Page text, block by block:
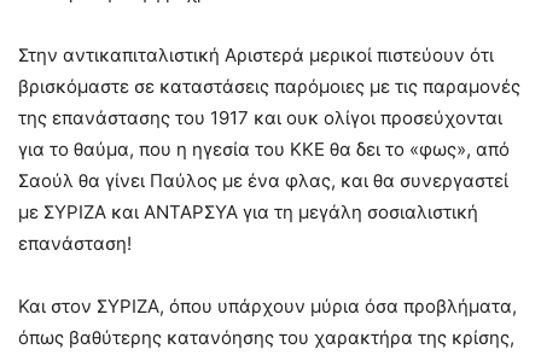
Στην αντικαπιταλιστική Αριστερά μερικοί πιστεύουν ότι
βρισκόμαστε σε καταστάσεις παρόμοιες με τις παραμονές
της επανάστασης του 1917 και ουκ ολίγοι προσεύχονται
για το θαύμα, που η ηγεσία του ΚΚΕ θα δει το «φως», από
Σαούλ θα γίνει Παύλος με ένα φλας, και θα συνεργαστεί
με ΣΥΡΙΖΑ και ΑΝΤΑΡΣΥΑ για τη μεγάλη σοσιαλιστική
επανάσταση!
Και στον ΣΥΡΙΖΑ, όπου υπάρχουν μύρια όσα προβλήματα,
όπως βαθύτερης κατανόησης του χαρακτήρα της κρίσης,